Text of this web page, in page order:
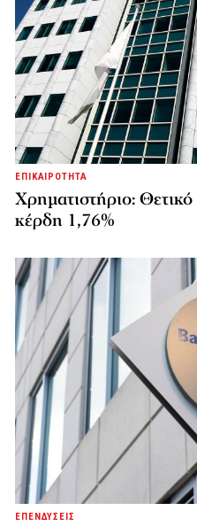
ΕΠΙΚΑΙΡΟΤΗΤΑ
Χρηματιστήριο:
κέρδη 1,76%
ΕΠΕΝΔΥΣΕΙΣ